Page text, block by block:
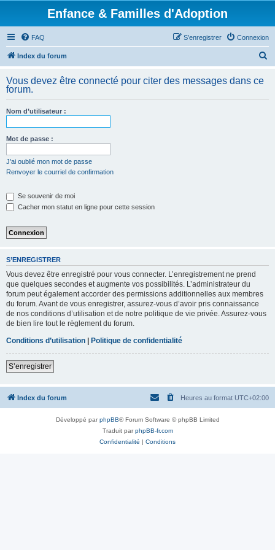
Enfance & Familles d'Adoption
FAQ Connexion
S’enregistrer
Index du forum
h
Vous devez être connecté pour citer des messages dans ce
forum.
Nom d’utilisateur :
Mot de passe :
J’ai oublié mon mot de passe
Renvoyer le courriel de confirmation
Se souvenir de moi
Cacher mon statut en ligne pour cette session
S’ENREGISTRER
Vous devez être enregistré pour vous connecter. L’enregistrement ne prend
que quelques secondes et augmente vos possibilités. L’administrateur du
forum peut également accorder des permissions additionnelles aux membres
du forum. Avant de vous enregistrer, assurez-vous d’avoir pris connaissance
de nos conditions d’utilisation et de notre politique de vie privée. Assurez-vous
de bien lire tout le règlement du forum.
Conditions d’utilisation | Politique de confidentialité
S’enregistrer
Index du forum Heures au format UTC+02:00
Développé parphpBB® Forum Software © phpBB Limited
Traduit parphpBB-fr.com
Confidentialité | Conditions